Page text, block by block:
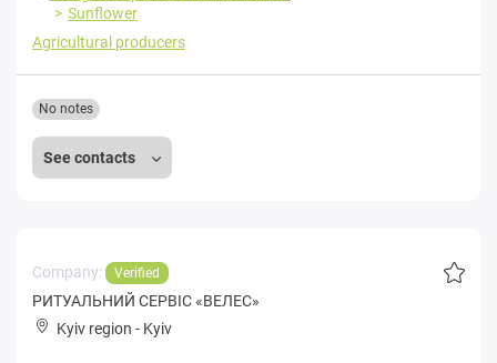
Sunflower
Agricultural producers
See contacts
No notes
Company: Verified
РИТУАЛЬНИЙ СЕРВІС «ВЕЛЕС»
Kyiv region - Kyiv